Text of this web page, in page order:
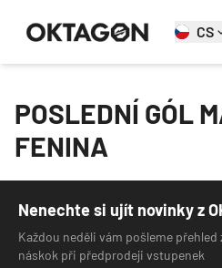
CS
POSLEDNÍ GÓL
FENINA
Nenechte si ujít novinky z
Každou neděli vám pošleme přehled
náskok při předprodeji vstupenek